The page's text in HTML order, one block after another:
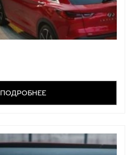
ПОДРОБНЕЕ